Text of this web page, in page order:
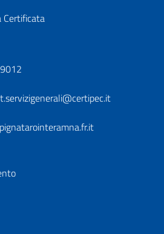
Certificata